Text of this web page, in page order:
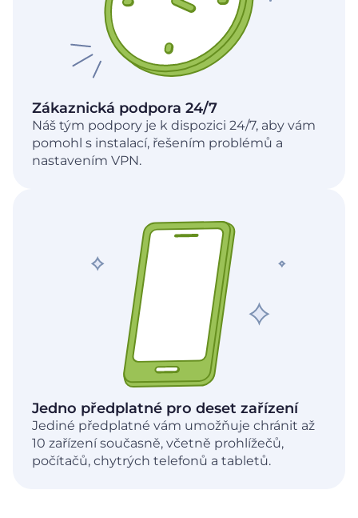
Zákaznická podpora 24/7
Náš tým podpory je k dispozici 24/7, aby vám
pomohl s instalací, řešením problémů a
nastavením VPN.
Jedno předplatné pro deset zařízení
Jediné předplatné vám umožňuje chránit až
10 zařízení současně, včetně prohlížečů,
počítačů, chytrých telefonů a tabletů.